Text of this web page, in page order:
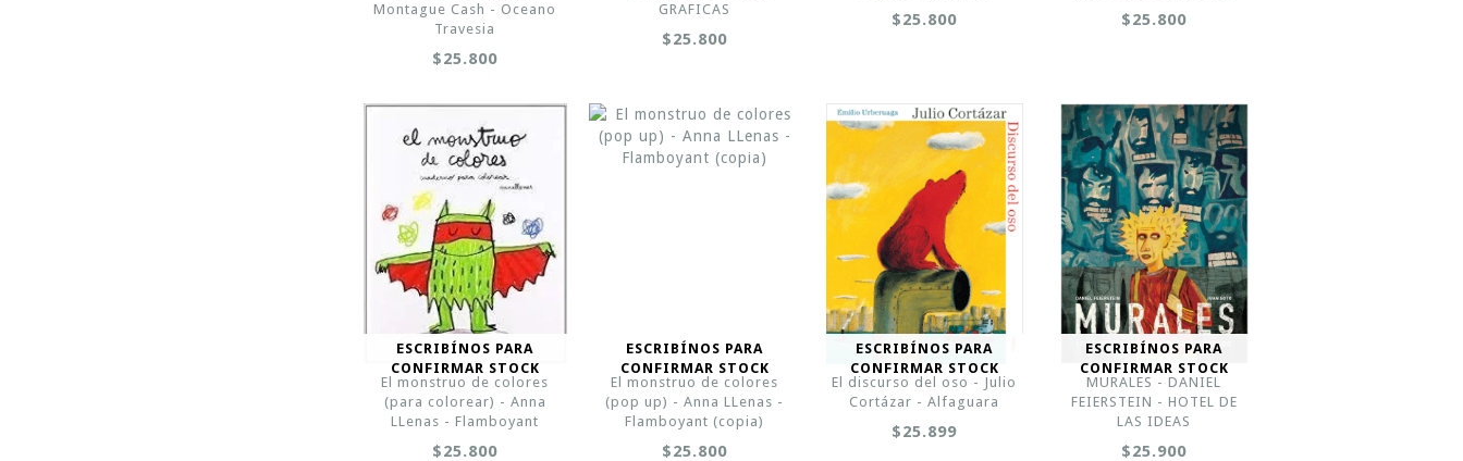
Montague Cash - Oceano
Travesia
$25.800
GRAFICAS
$25.800
$25.800 $25.800
ESCRIBÍNOS PARA
CONFIRMAR STOCK
El monstruo de colores
(para colorear) - Anna
LLenas - Flamboyant
$25.800
ESCRIBÍNOS PARA
CONFIRMAR STOCK
El monstruo de colores
(pop up) - Anna LLenas -
Flamboyant (copia)
$25.800
ESCRIBÍNOS PARA
CONFIRMAR STOCK
El discurso del oso - Julio
Cortázar - Alfaguara
$25.899
ESCRIBÍNOS PARA
CONFIRMAR STOCK
MURALES - DANIEL
FEIERSTEIN - HOTEL DE
LAS IDEAS
$25.900